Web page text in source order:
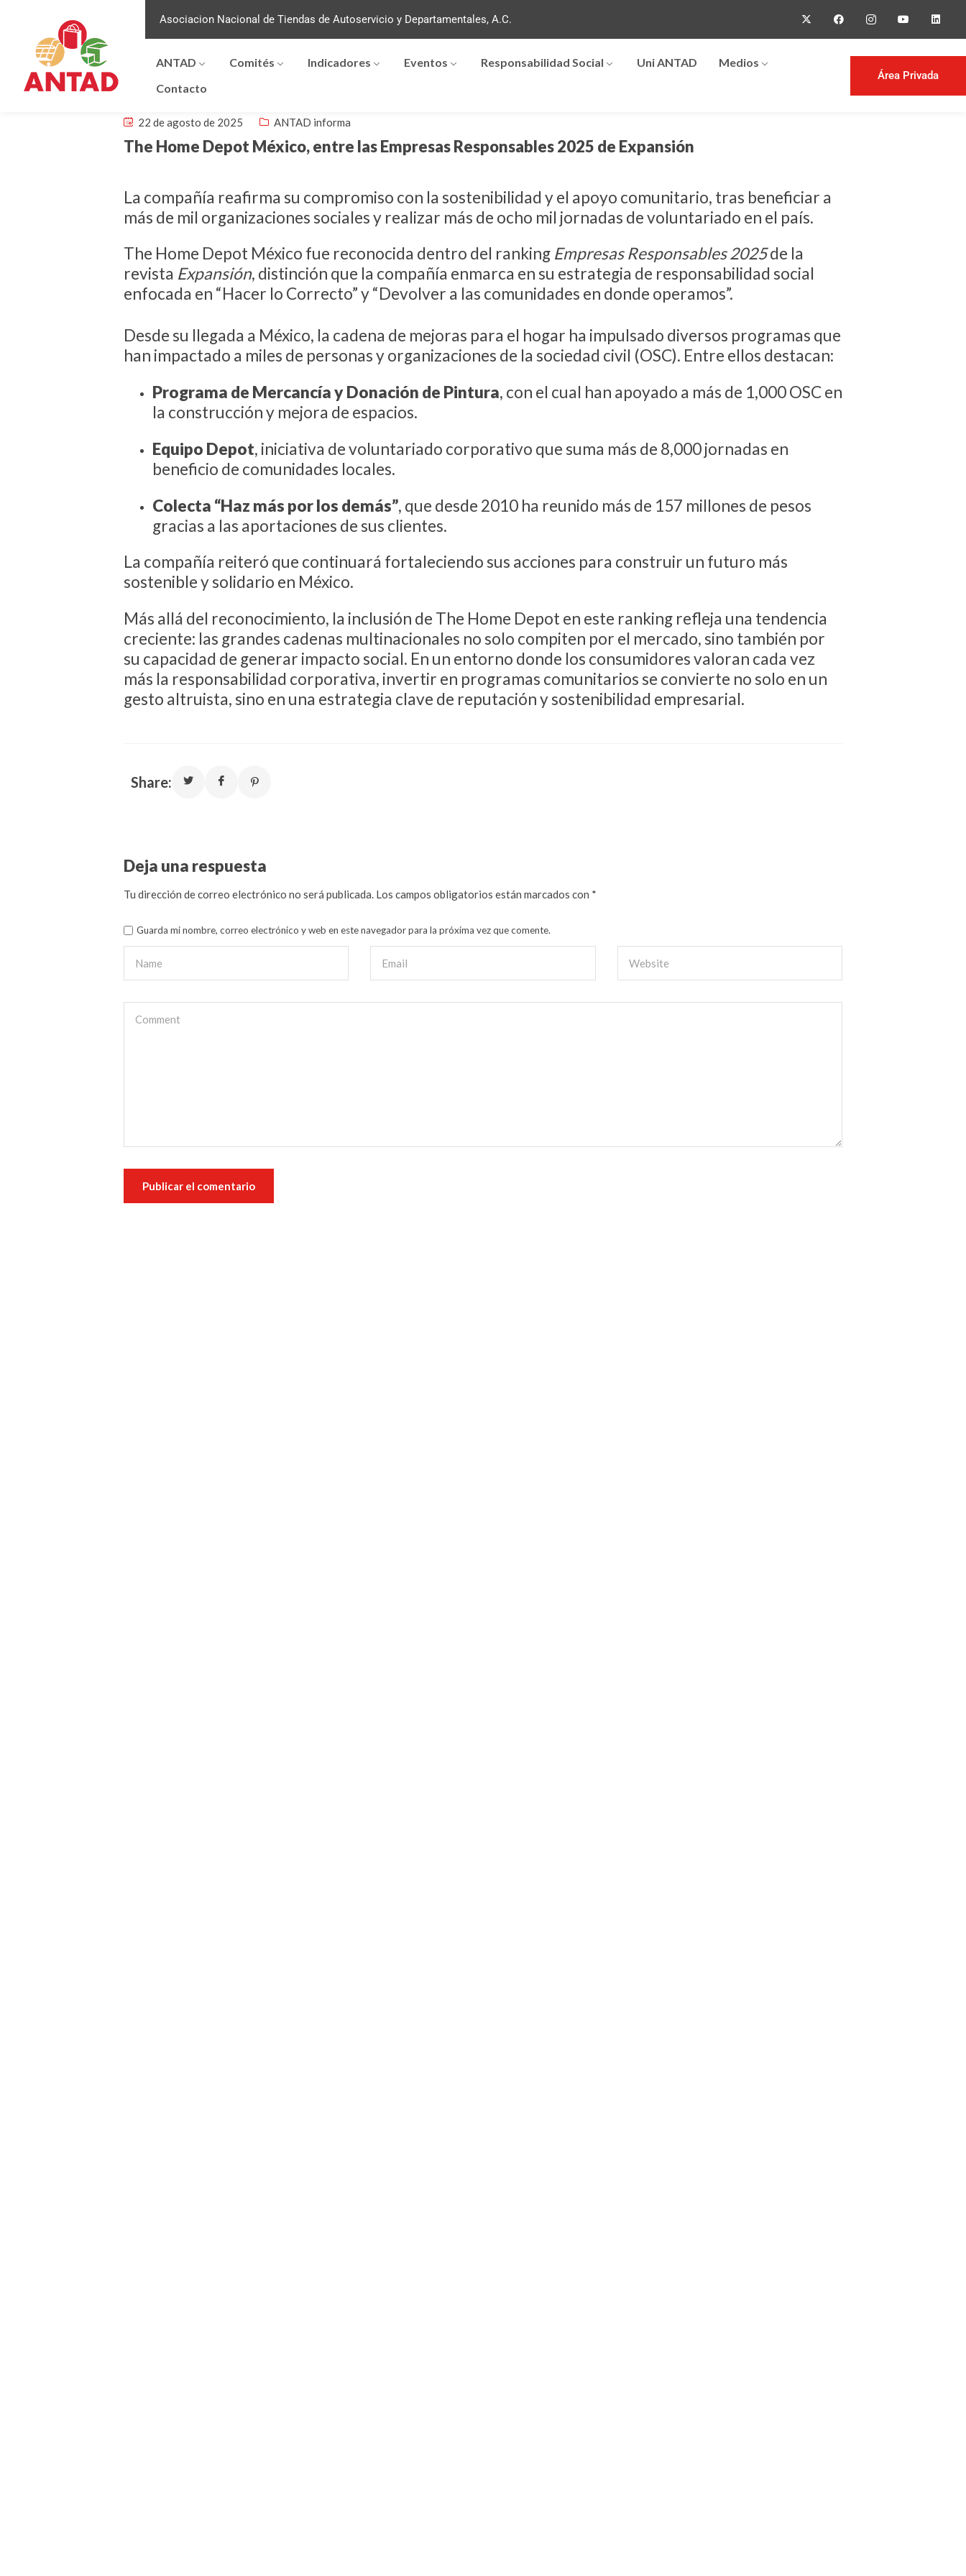
Asociacion Nacional de Tiendas de Autoservicio y Departamentales, A.C.
ANTAD Comités Indicadores Eventos Responsabilidad Social Uni ANTAD
Medios
Contacto
Área Privada
22 de agosto de 2025 ANTAD informa
The Home Depot México, entre las Empresas Responsables 2025 de Expansión
La compañía reafirma su compromiso con la sostenibilidad y el apoyo comunitario, tras beneficiar a
más de mil organizaciones sociales y realizar más de ocho mil jornadas de voluntariado en el país.
The Home Depot México fue reconocida dentro del ranking Empresas Responsables 2025de la
revista Expansión, distinción que la compañía enmarca en su estrategia de responsabilidad social
enfocada en “Hacer lo Correcto” y “Devolver a las comunidades en donde operamos”.
Desde su llegada a México, la cadena de mejoras para el hogar ha impulsado diversos programas que
han impactado a miles de personas y organizaciones de la sociedad civil (OSC). Entre ellos destacan:
Programa de Mercancía y Donación de Pintura, con el cual han apoyado a más de 1,000 OSC en
la construcción y mejora de espacios.
Equipo Depot, iniciativa de voluntariado corporativo que suma más de 8,000 jornadas en
beneficio de comunidades locales.
Colecta “Haz más por los demás”, que desde 2010 ha reunido más de 157 millones de pesos
gracias a las aportaciones de sus clientes.
La compañía reiteró que continuará fortaleciendo sus acciones para construir un futuro más
sostenible y solidario en México.
Más allá del reconocimiento, la inclusión de The Home Depot en este ranking refleja una tendencia
creciente: las grandes cadenas multinacionales no solo compiten por el mercado, sino también por
su capacidad de generar impacto social. En un entorno donde los consumidores valoran cada vez
más la responsabilidad corporativa, invertir en programas comunitarios se convierte no solo en un
gesto altruista, sino en una estrategia clave de reputación y sostenibilidad empresarial.
Share:
Deja una respuesta
Tu dirección de correo electrónico no será publicada. Los campos obligatorios están marcados con *
Guarda mi nombre, correo electrónico y web en este navegador para la próxima vez que comente.